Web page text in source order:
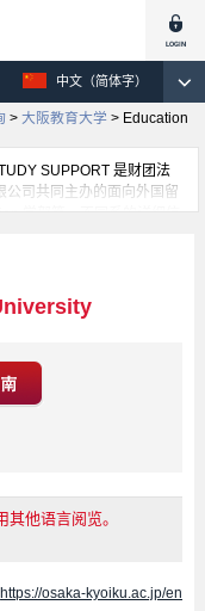
中文（简体字）
> 大阪教育大学 > Education
SUPPORT 是财团法
公司共同主办的面向外国留
学部等，不同系的详细信
他语言阅览。
https://osaka-kyoiku.ac.jp/en